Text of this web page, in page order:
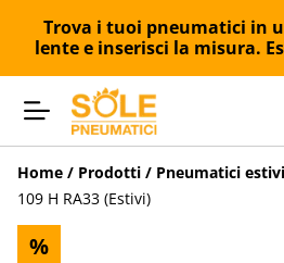
Trova i tuoi pneumatici in
lente e inserisci la misura.
Home / Prodotti / Pneumatici estivi
109 H RA33 (Estivi)
%